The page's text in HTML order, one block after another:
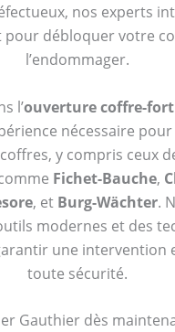
nos experts
pour débloquer votre
l’endommager.
l’ouverture coffre-fort
nécessaire
y compris ceux
Fichet-Bauche,
, et Burg-Wächter.
modernes et des
une intervention
toute sécurité.
Gauthier dès